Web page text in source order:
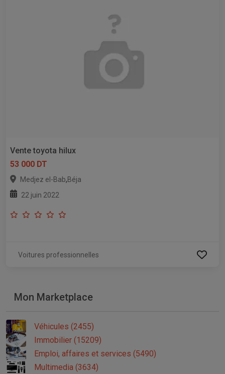
Vente toyota hilux
53 000 DT
Medjez el-Bab,Béja
22 juin 2022
Voitures professionnelles
Mon Marketplace
Véhicules (2455)
Immobilier (15209)
Emploi, affaires et services (5490)
Multimedia (3634)